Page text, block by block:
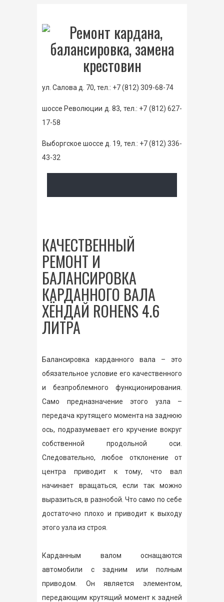
ул. Салова д. 70, тел.: +7 (812) 309-68-74
шоссе Революции д. 83, тел.: +7 (812) 627-
17-58
Выборгское шоссе д. 19, тел.: +7 (812) 336-
43-32
КАЧЕСТВЕННЫЙ
РЕМОНТ И
БАЛАНСИРОВКА
КАРДАННОГО ВАЛА
ХЁНДАЙ ROHENS 4.6
ЛИТРА
Балансировка карданного вала – это
обязательное условие его качественного
и безпроблемного функционирования.
Само предназначение этого узла –
передача крутящего момента на заднюю
ось, подразумевает его кручение вокруг
собственной продольной оси.
Следовательно, любое отклонение от
центра приводит к тому, что вал
начинает вращаться, если так можно
выразиться, в разнобой. Что само по себе
достаточно плохо и приводит к выходу
этого узла из строя.
Карданным валом оснащаются
автомобили с задним или полным
приводом. Он является элементом,
передающим крутящий момент к задней